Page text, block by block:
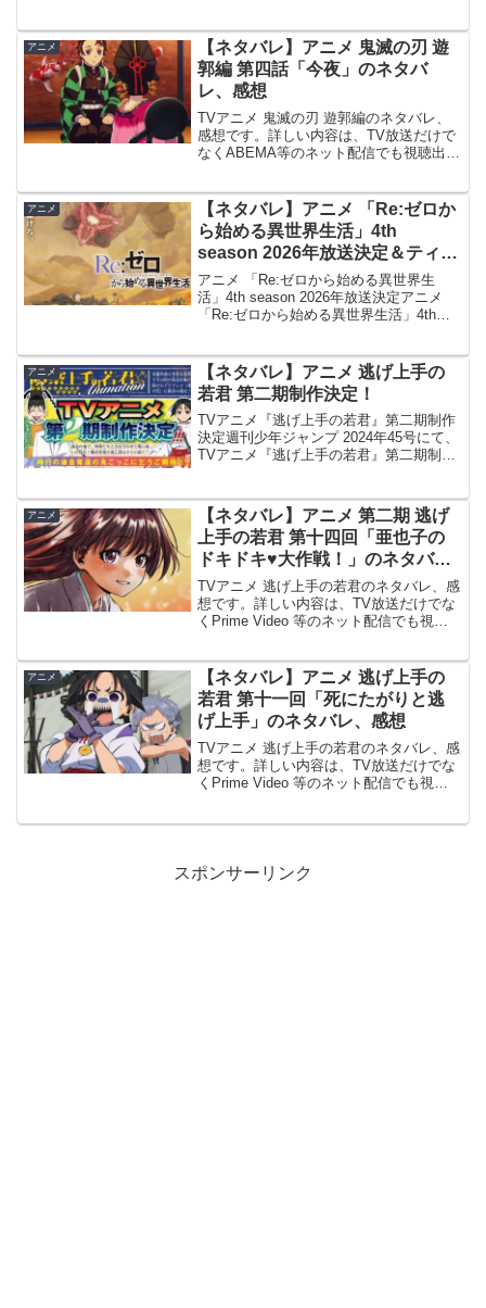
#19 LAST MAN STAN...
アニメ
【ネタバレ】アニメ 鬼滅の刃 遊
郭編 第四話「今夜」のネタバ
レ、感想
TVアニメ 鬼滅の刃 遊郭編のネタバレ、
感想です。詳しい内容は、TV放送だけで
なくABEMA等のネット配信でも視聴出来
主は話を聞きますが、店主は放っておけ
と怒鳴るだけ...
アニメ
【ネタバレ】アニメ 「Re:ゼロか
ら始める異世界生活」4th
season 2026年放送決定＆ティザ
ービジュアル第3弾公開
アニメ 「Re:ゼロから始める異世界生
活」4th season 2026年放送決定アニメ
「Re:ゼロから始める異世界生活」4th
ザーPVの公開、及び新衣...
アニメ
【ネタバレ】アニメ 逃げ上手の
若君 第二期制作決定！
TVアニメ『逃げ上手の若君』第二期制作
決定週刊少年ジャンプ 2024年45号にて、
TVアニメ『逃げ上手の若君』第二期制作
プ 2024年45号より第一期 最終回から約
一...
アニメ
【ネタバレ】アニメ 第二期 逃げ
上手の若君 第十四回「亜也子の
ドキドキ♥大作戦！」のネタバ
レ、感想
TVアニメ 逃げ上手の若君のネタバレ、感
想です。詳しい内容は、TV放送だけでな
くPrime Video 等のネット配信でも視聴
ドキ♥大作戦！」第一期で犬追物やいくつ
か...
アニメ
【ネタバレ】アニメ 逃げ上手の
若君 第十一回「死にたがりと逃
げ上手」のネタバレ、感想
TVアニメ 逃げ上手の若君のネタバレ、感
想です。詳しい内容は、TV放送だけでな
くPrime Video 等のネット配信でも視聴
スポンサーリンク